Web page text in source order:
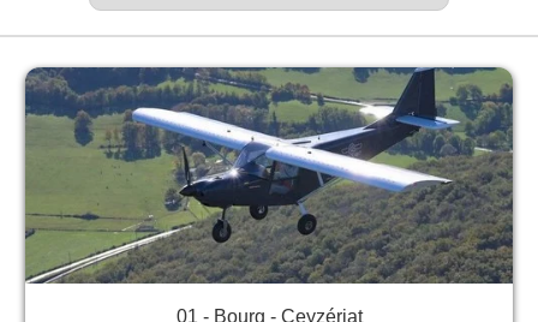
01 - Bourg - Ceyzériat